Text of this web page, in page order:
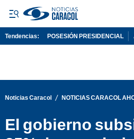
Tendencias: POSESIÓN PRESIDENCIAL
Noticias Caracol / NOTICIAS CARACOL
El gobierno